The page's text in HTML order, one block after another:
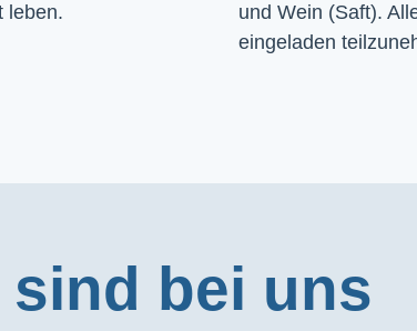
leben.
und Wein (Saft).
eingeladen
bei uns